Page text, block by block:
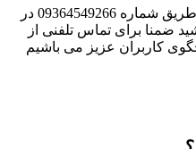
شما برای ارتباط با ما می توانید از طریق شماره 09364549266 در
ضمنا برای تماس تلفنی از